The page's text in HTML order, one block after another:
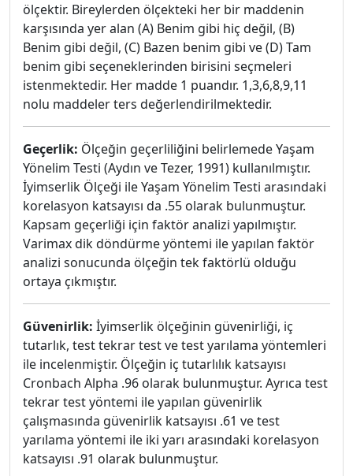
ölçektir. Bireylerden ölçekteki her bir maddenin
karşısında yer alan (A) Benim gibi hiç değil, (B)
Benim gibi değil, (C) Bazen benim gibi ve (D) Tam
benim gibi seçeneklerinden birisini seçmeleri
istenmektedir. Her madde 1 puandır. 1,3,6,8,9,11
nolu maddeler ters değerlendirilmektedir.
Geçerlik: Ölçeğin geçerliliğini belirlemede Yaşam
Yönelim Testi (Aydın ve Tezer, 1991) kullanılmıştır.
İyimserlik Ölçeği ile Yaşam Yönelim Testi arasındaki
korelasyon katsayısı da .55 olarak bulunmuştur.
Kapsam geçerliği için faktör analizi yapılmıştır.
Varimax dik döndürme yöntemi ile yapılan faktör
analizi sonucunda ölçeğin tek faktörlü olduğu
ortaya çıkmıştır.
Güvenirlik: İyimserlik ölçeğinin güvenirliği, iç
tutarlık, test tekrar test ve test yarılama yöntemleri
ile incelenmiştir. Ölçeğin iç tutarlılık katsayısı
Cronbach Alpha .96 olarak bulunmuştur. Ayrıca test
tekrar test yöntemi ile yapılan güvenirlik
çalışmasında güvenirlik katsayısı .61 ve test
yarılama yöntemi ile iki yarı arasındaki korelasyon
katsayısı .91 olarak bulunmuştur.